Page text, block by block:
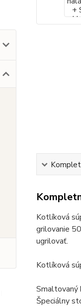
Kotlíková
grilovanie
ugrilovať.
Kotlíková
Smaltovaný
Špeciálny